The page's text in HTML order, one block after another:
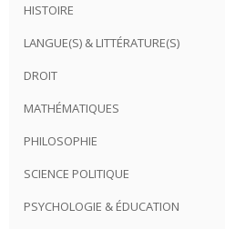
HISTOIRE
LANGUE(S) & LITTÉRATURE(S)
DROIT
MATHÉMATIQUES
PHILOSOPHIE
SCIENCE POLITIQUE
PSYCHOLOGIE & ÉDUCATION